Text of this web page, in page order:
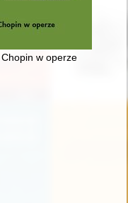
Chopin w operze